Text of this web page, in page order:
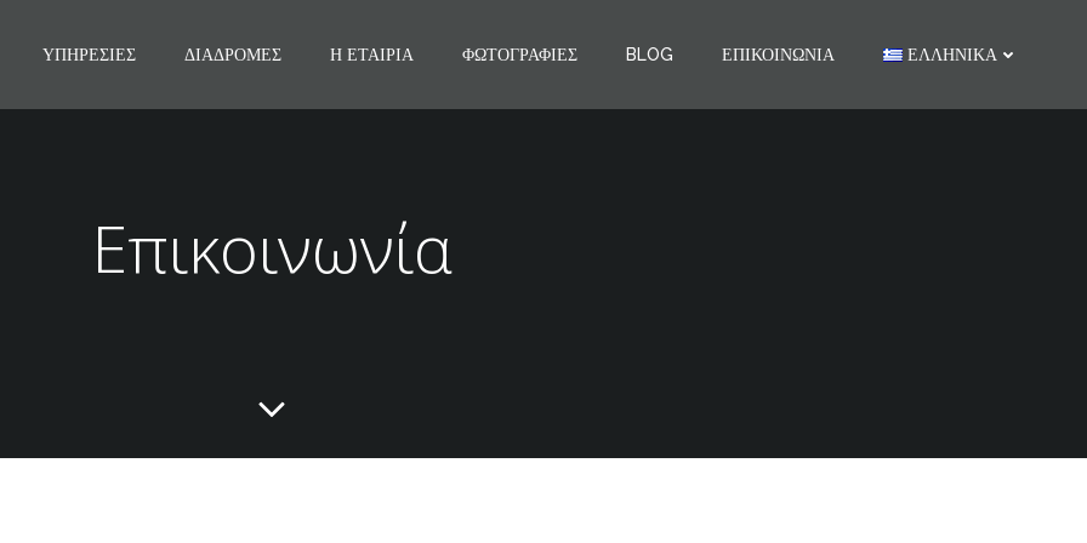
ΥΠΗΡΕΣΊΕΣ ΔΙΑΔΡΟΜΈΣ Η ΕΤΑΙΡΊΑ ΦΩΤΟΓΡΑΦΊΕΣ BLOG ΕΠΙΚΟΙΝΩΝΊΑ ΕΛΛΗΝΙΚΆ
Επικοινωνία